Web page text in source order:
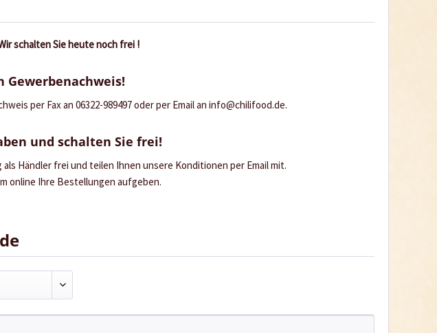
schalten Sie heute noch frei !
Gewerbenachweis!
per Fax an 06322-989497 oder per Email an info@chilifood.de.
und schalten Sie frei!
Händler frei und teilen Ihnen unsere Konditionen per Email mit.
online Ihre Bestellungen aufgeben.